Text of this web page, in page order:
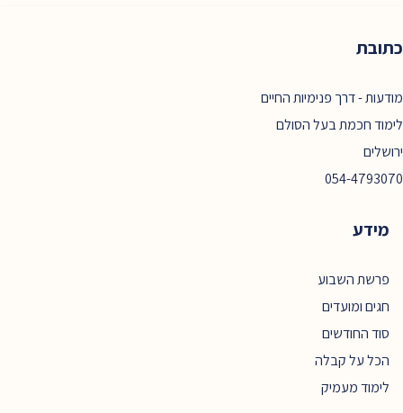
כתובת
מודעות - דרך פנימיות החיים
לימוד חכמת בעל הסולם
ירושלים
054-4793070
מידע
פרשת השבוע
חגים ומועדים
סוד החודשים
הכל על קבלה
לימוד מעמיק